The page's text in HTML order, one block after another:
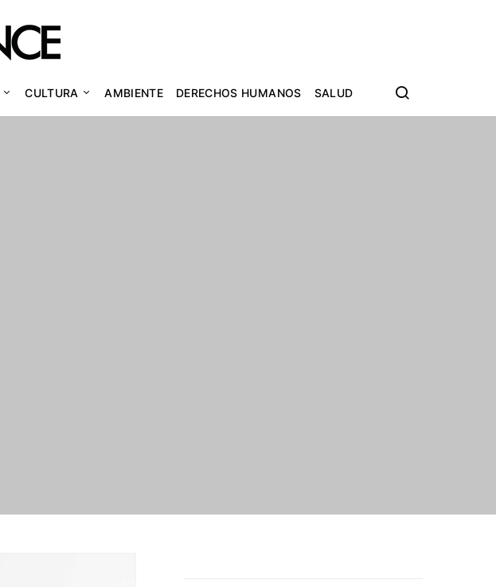
CULTURA AMBIENTE DERECHOS HUMANOS SALUD